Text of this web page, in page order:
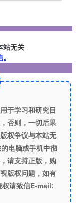
站无关
于学习和研究目
否则，一切后果
权争议与本站无
电脑或手机中彻
请支持正版，购
版权问题，如有
权请致信E-mail: